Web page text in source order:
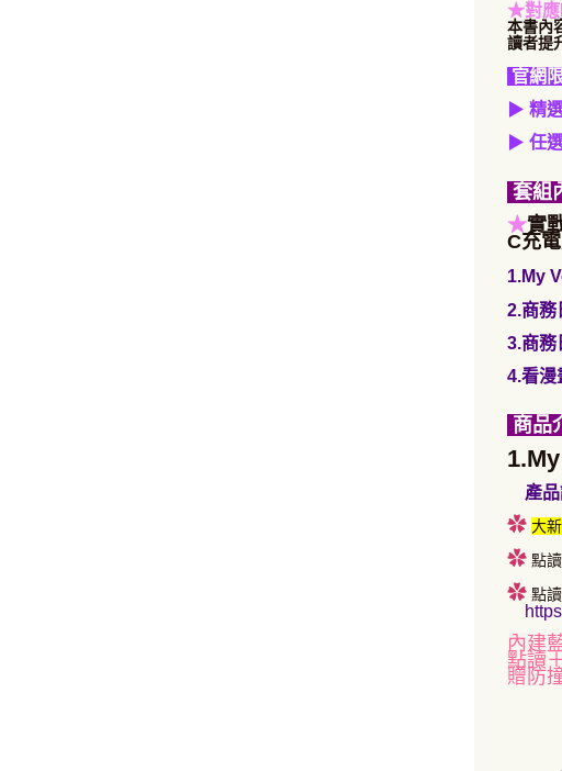
★對應
本書內
讀者提
官網
▶ 精
▶ 任
套組
★實
C充
1.My
2.商務
3.商務
4.看漫
商品
產
✿ 大
✿ 點
✿ 點
內建
點讀
贈防